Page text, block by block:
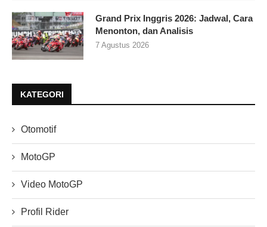
Grand Prix Inggris 2026: Jadwal, Cara
Menonton, dan Analisis
7 Agustus 2026
KATEGORI
Otomotif
MotoGP
Video MotoGP
Profil Rider